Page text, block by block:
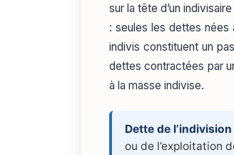
sur la tête d’un
: seules les dettes nées
indivis constituent un
dettes contractées par
à la masse indivise.
Dette de l’indivision
ou de l’exploitation